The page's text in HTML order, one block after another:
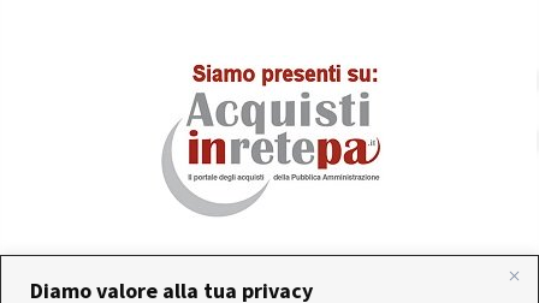
Diamo valore alla tua privacy